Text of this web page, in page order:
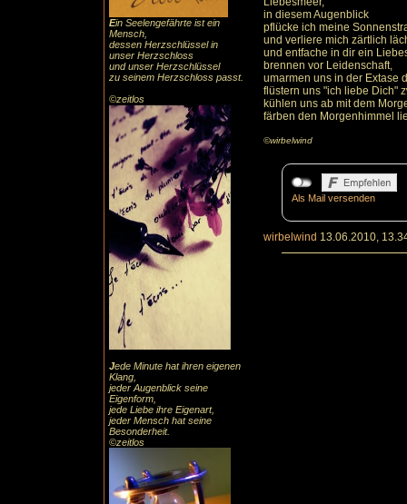
Ein Seelengefährte ist ein
Mensch,
dessen Herzschlüssel in
unser Herzschloss
und unser Herzschlüssel
zu seinem Herzschloss passt.
©zeitlos
Jede Minute hat ihren eigenen
Klang,
jeder Augenblick seine
Eigenform,
jede Liebe ihre Eigenart,
jeder Mensch hat seine
Besonderheit.
©zeitlos
in diesem Augenblick
pflücke ich meine
und verliere mich zärtlich
und entfache in dir ein
brennen vor Leidenschaft,
umarmen uns in der Extase
flüstern uns "ich liebe Dich"
kühlen uns ab mit dem
färben den Morgenhimmel
©wirbelwind
Als Mail versenden
wirbelwind 13.06.2010,